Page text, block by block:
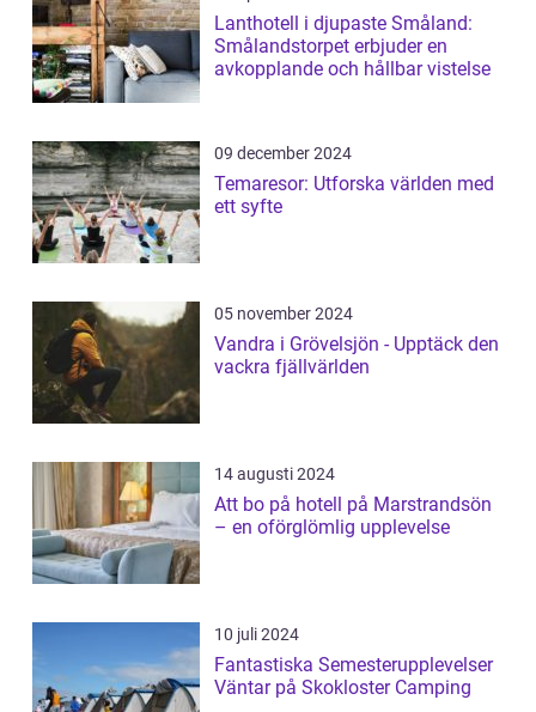
Lanthotell i djupaste Småland:
Smålandstorpet erbjuder en
avkopplande och hållbar vistelse
09 december 2024
Temaresor: Utforska världen med
ett syfte
05 november 2024
Vandra i Grövelsjön - Upptäck den
vackra fjällvärlden
14 augusti 2024
Att bo på hotell på Marstrandsön
– en oförglömlig upplevelse
10 juli 2024
Fantastiska Semesterupplevelser
Väntar på Skokloster Camping